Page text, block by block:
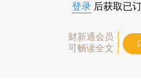
登录 后获取已
财新通会员
可畅读全文